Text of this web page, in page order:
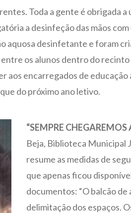
Toda a gente é obrigada
a desinfeção das mãos
aquosa desinfetante e foram
os alunos dentro do recinto
aos encarregados de
do próximo ano letivo.
“SEMPRE
Beja, Biblioteca Municipal
resume as medidas de
que apenas ficou
documentos: “O balcão
delimitação dos espaços.